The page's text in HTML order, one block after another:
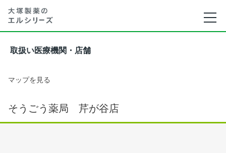
取扱い医療機関・店舗
マップを見る
そうごう薬局 芹が谷店